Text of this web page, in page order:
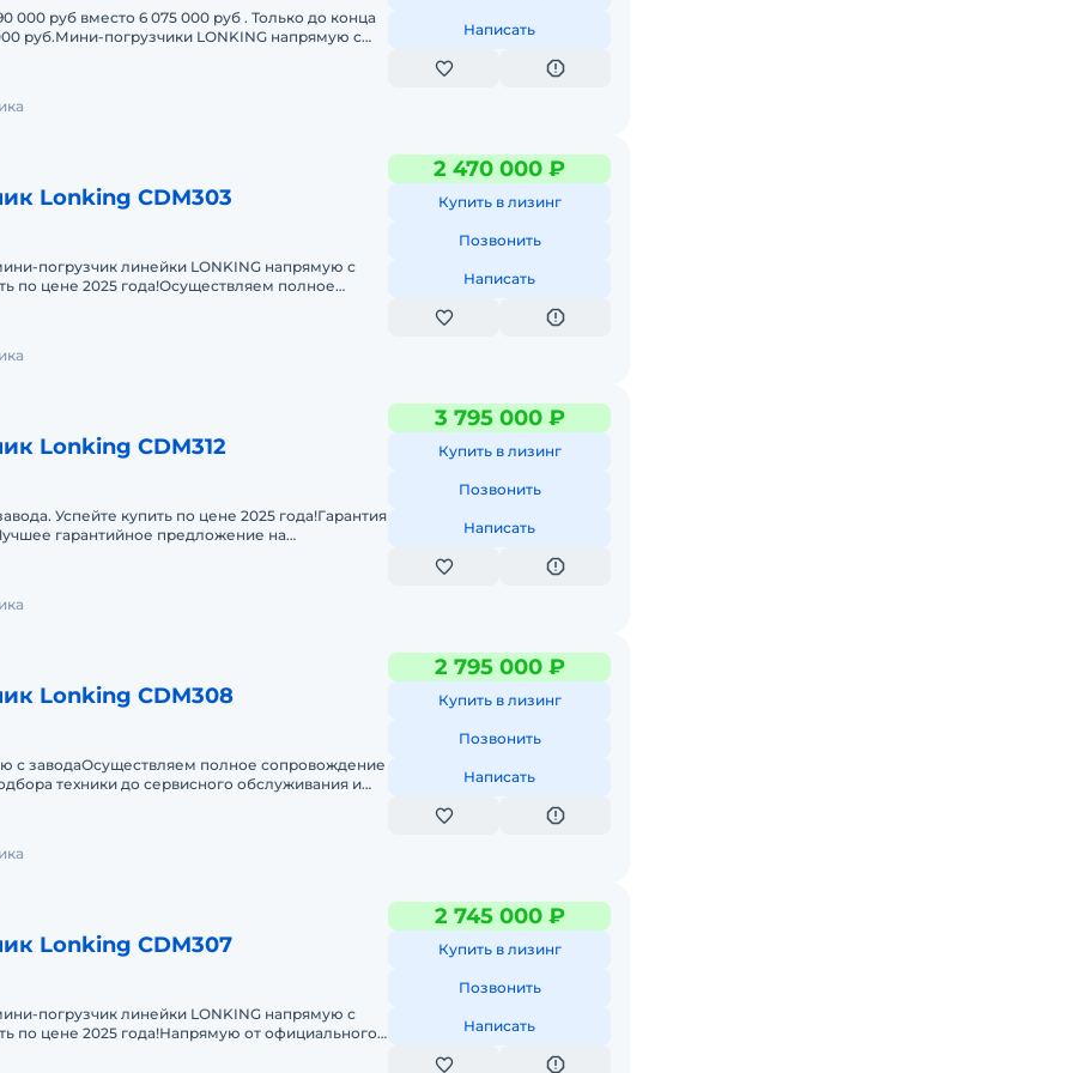
на
000 руб вместо 6 075 000 руб . Только до конца
руб.Мини-погрузчики LONKING напрямую с
Написать
Lonking CDM303
погрузчик линейки LONKING напрямую с
по цене 2025 года!Осуществляем полное
2 470 000 ₽
Купить в лизинг
Позвонить
Написать
Lonking CDM312
Успейте купить по цене 2025 года!Гарантия
гарантийное предложение на
3 795 000 ₽
Купить в лизинг
Позвонить
Написать
Lonking CDM308
с заводаОсуществляем полное сопровождение
техники до сервисного обслуживания и
2 795 000 ₽
Купить в лизинг
Позвонить
Написать
Lonking CDM307
погрузчик линейки LONKING напрямую с
по цене 2025 года!Напрямую от официального
2 745 000 ₽
Купить в лизинг
Позвонить
Написать